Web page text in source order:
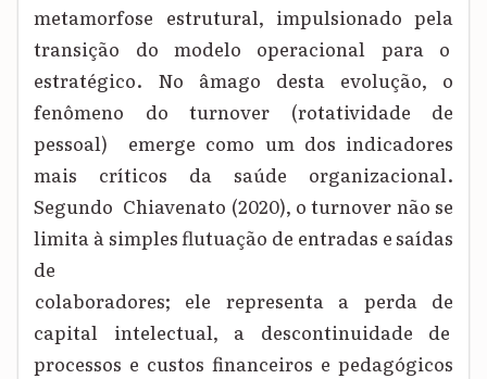
metamorfose estrutural, impulsionado pela
transição do modelo operacional para o
estratégico. No âmago desta evolução, o
fenômeno do turnover (rotatividade de
pessoal) emerge como um dos indicadores
mais críticos da saúde organizacional.
Segundo Chiavenato (2020), o turnover não se
limita à simples flutuação de entradas e saídas
de
colaboradores; ele representa a perda de
capital intelectual, a descontinuidade de
processos e custos financeiros e pedagógicos